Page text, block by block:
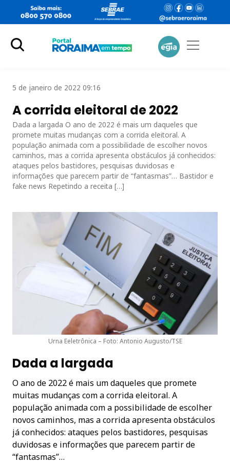
5 de janeiro de 2022 09:16
A corrida eleitoral de 2022
Dada a largada O ano de 2022 é mais um daqueles que
promete muitas mudanças com a corrida eleitoral. A
população animada com a possibilidade de escolher novos
caminhos, mas a corrida apresenta obstáculos já conhecidos:
ataques pelos bastidores, pesquisas duvidosas e
informações que parecem partir de “fantasmas”… Bastidor e
fake news Repetindo a receita […]
Urna Eeletrônica – Foto: Antonio Augusto/TSE
Dada a largada
O ano de 2022 é mais um daqueles que promete
muitas mudanças com a corrida eleitoral. A
população animada com a possibilidade de escolher
novos caminhos, mas a corrida apresenta obstáculos
já conhecidos: ataques pelos bastidores, pesquisas
duvidosas e informações que parecem partir de
“fantasmas”…